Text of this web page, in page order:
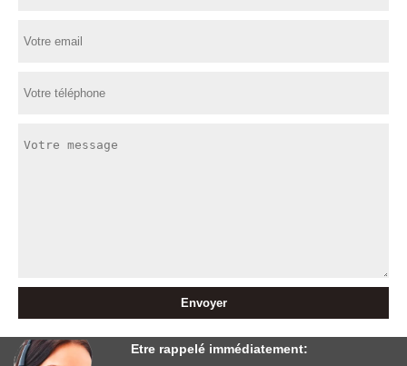
Etre rappelé immédiatement: